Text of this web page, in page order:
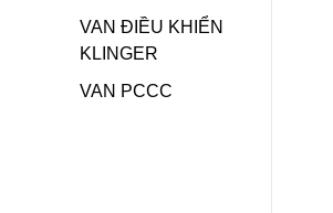
VAN ĐIỀU KHIỂN
KLINGER
VAN PCCC